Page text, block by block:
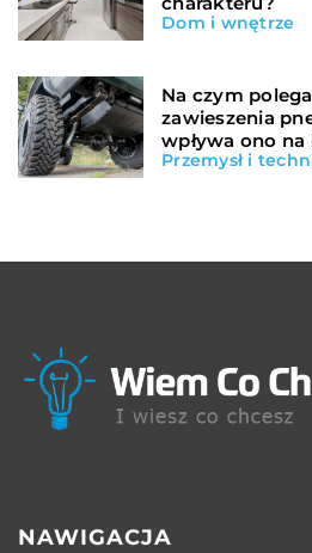
Dom i wnętrze
Na czym
zawieszenia
wpływa ono
Przemysł i
NAWIGACJA